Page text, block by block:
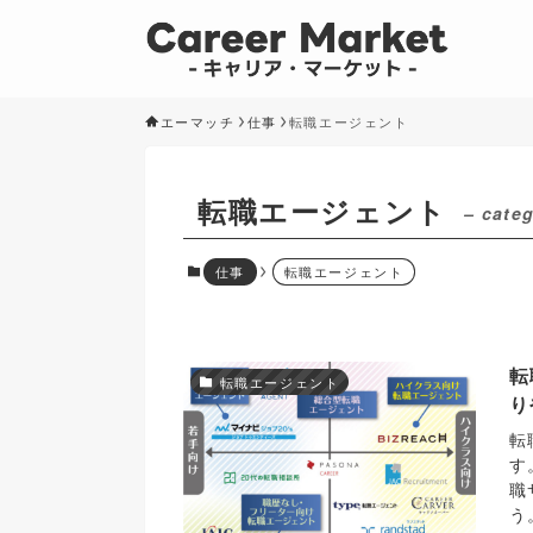
エーマッチ 仕事 転職エージェント
転職エージェント –
仕事 転職エージェント
転職エージェント
転
す
職